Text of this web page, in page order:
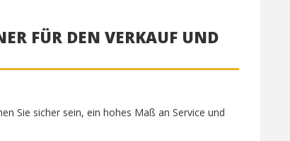
FÜR DEN VERKAUF UND
Sie sicher sein, ein hohes Maß an Service und